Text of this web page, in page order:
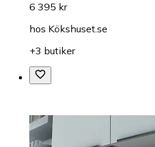
6 395 kr
hos Kökshuset.se
+3 butiker